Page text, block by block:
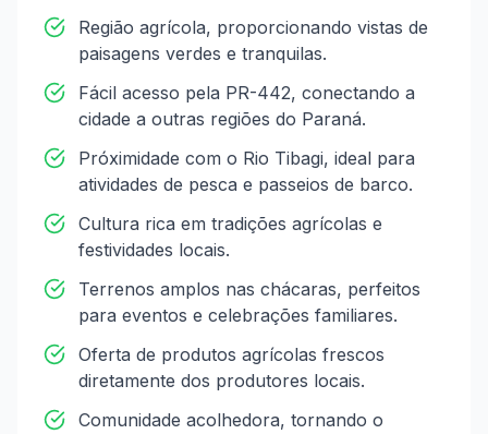
Região agrícola, proporcionando vistas de
paisagens verdes e tranquilas.
Fácil acesso pela PR-442, conectando a
cidade a outras regiões do Paraná.
Próximidade com o Rio Tibagi, ideal para
atividades de pesca e passeios de barco.
Cultura rica em tradições agrícolas e
festividades locais.
Terrenos amplos nas chácaras, perfeitos
para eventos e celebrações familiares.
Oferta de produtos agrícolas frescos
diretamente dos produtores locais.
Comunidade acolhedora, tornando o